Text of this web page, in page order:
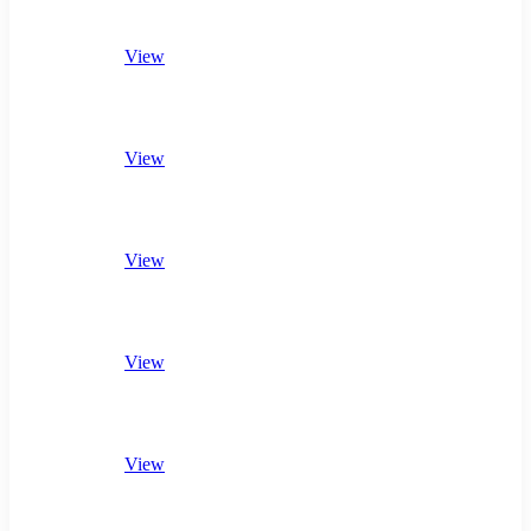
View
View
View
View
View